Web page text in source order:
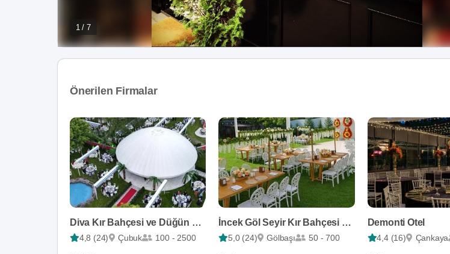
1 / 7
Önerilen Firmalar
Diva Kır Bahçesi ve Düğün Salonu
4,8 (24) Çubuk 100 - 2500
İncek Göl Seyir Kır Bahçesi Havuzbaşı
5,0 (24) Gölbaşı 50 - 700
Demonti Otel
4,4 (16) Çankaya